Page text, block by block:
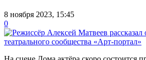
8 ноября 2023, 15:45
0